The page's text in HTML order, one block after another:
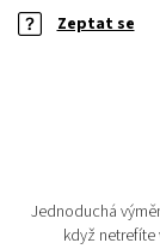
Zeptat se
Jednoduchá
když netrefíte